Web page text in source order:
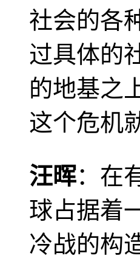
社会的各
过具体的
的地基之
这个危机
汪晖：在
球占据着
冷战的构